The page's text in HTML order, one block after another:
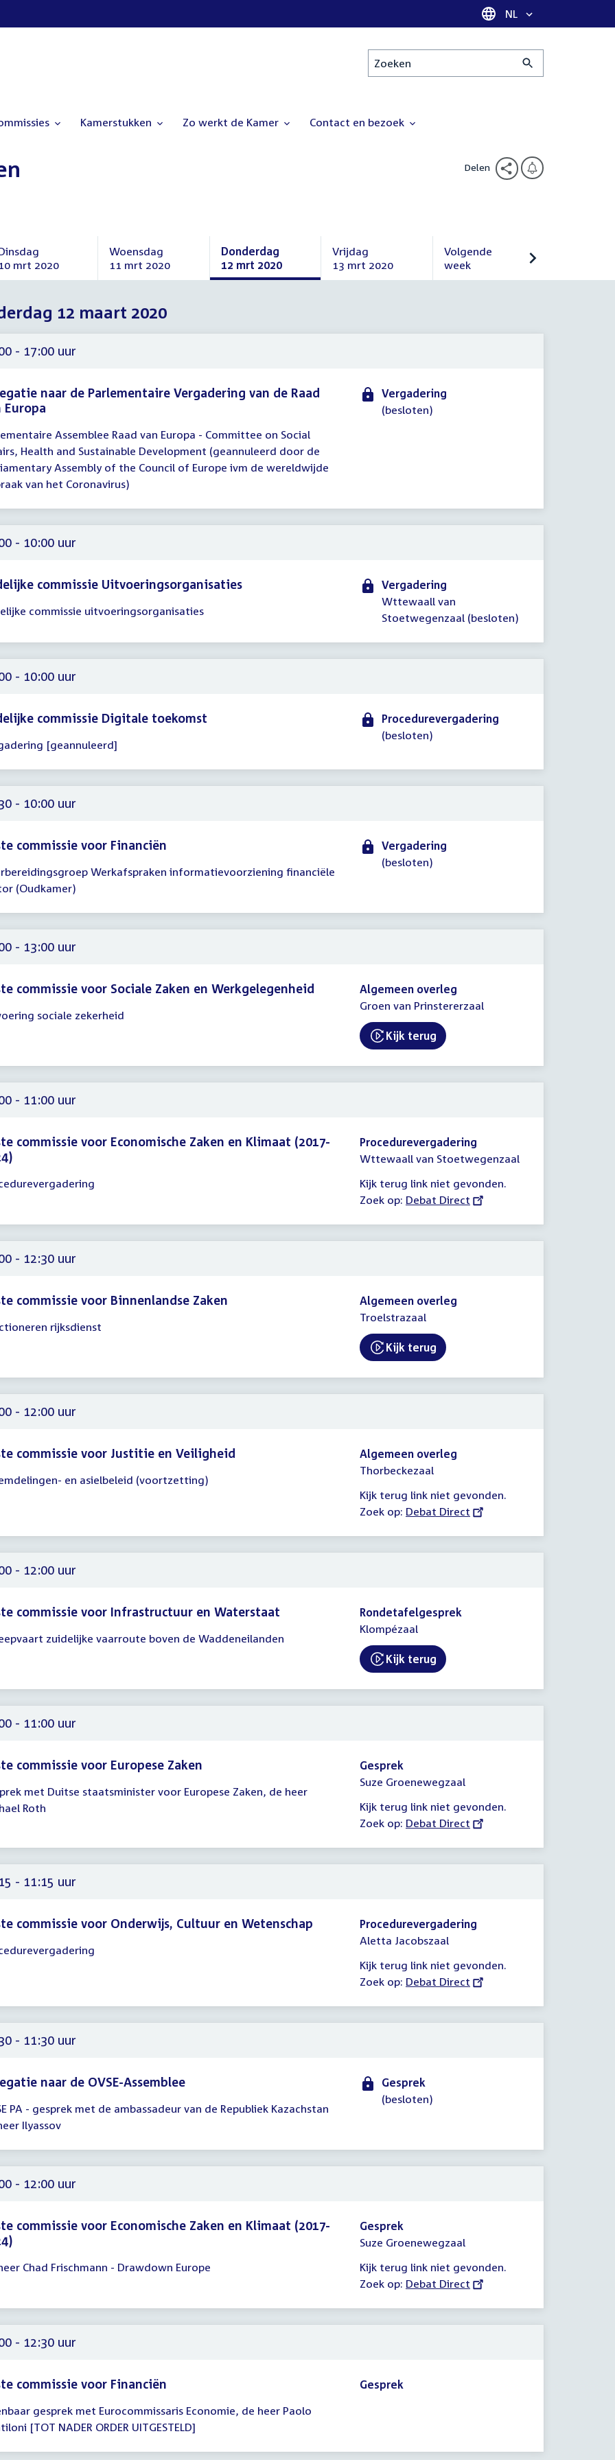
Taal selectie
NL
Zoeken
Kamerstukken Zo werkt de Kamer Contact en bezoek
Delen
10 mrt 2020
maart
Woensdag
11 mrt 2020
Woensdag
maart
2020
Donderdag
12 mrt 2020
Donderdag
Vrijdag
13 mrt 2020
Vrijdag
Volgende
week
Volgende
12 maart 2020
- 17:00 uur
naar de Parlementaire Vergadering van de Raad
Europa
Assemblee Raad van Europa - Committee on Social
Health and Sustainable Development (geannuleerd door de
Assembly of the Council of Europe ivm de wereldwijde
van het Coronavirus)
Vergadering
(besloten)
- 10:00 uur
commissie Uitvoeringsorganisaties
commissie uitvoeringsorganisaties
Vergadering
Wttewaall van
Stoetwegenzaal (besloten)
- 10:00 uur
commissie Digitale toekomst
[geannuleerd]
Procedurevergadering
(besloten)
- 10:00 uur
commissie voor Financiën
Werkafspraken informatievoorziening financiële
(Oudkamer)
Vergadering
(besloten)
- 13:00 uur
commissie voor Sociale Zaken en Werkgelegenheid
sociale zekerheid
Algemeen overleg
Groen van Prinstererzaal
External link:
Kijk terug
- 11:00 uur
commissie voor Economische Zaken en Klimaat (2017-
Procedurevergadering
Wttewaall van Stoetwegenzaal
Kijk terug link niet gevonden.
Zoek op: External
Debat Direct
- 12:30 uur
commissie voor Binnenlandse Zaken
rijksdienst
Algemeen overleg
Troelstrazaal
External link:
Kijk terug
- 12:00 uur
commissie voor Justitie en Veiligheid
en asielbeleid (voortzetting)
Algemeen overleg
Thorbeckezaal
Kijk terug link niet gevonden.
Zoek op: External
Debat Direct
- 12:00 uur
commissie voor Infrastructuur en Waterstaat
zuidelijke vaarroute boven de Waddeneilanden
Rondetafelgesprek
Klompézaal
External link:
Kijk terug
- 11:00 uur
commissie voor Europese Zaken
met Duitse staatsminister voor Europese Zaken, de heer
Roth
Gesprek
Suze Groenewegzaal
Kijk terug link niet gevonden.
Zoek op: External
Debat Direct
- 11:15 uur
commissie voor Onderwijs, Cultuur en Wetenschap
Procedurevergadering
Aletta Jacobszaal
Kijk terug link niet gevonden.
Zoek op: External
Debat Direct
- 11:30 uur
naar de OVSE-Assemblee
PA - gesprek met de ambassadeur van de Republiek Kazachstan
Ilyassov
Gesprek
(besloten)
- 12:00 uur
commissie voor Economische Zaken en Klimaat (2017-
Chad Frischmann - Drawdown Europe
Gesprek
Suze Groenewegzaal
Kijk terug link niet gevonden.
Zoek op: External
Debat Direct
- 12:30 uur
commissie voor Financiën
gesprek met Eurocommissaris Economie, de heer Paolo
[TOT NADER ORDER UITGESTELD]
Gesprek